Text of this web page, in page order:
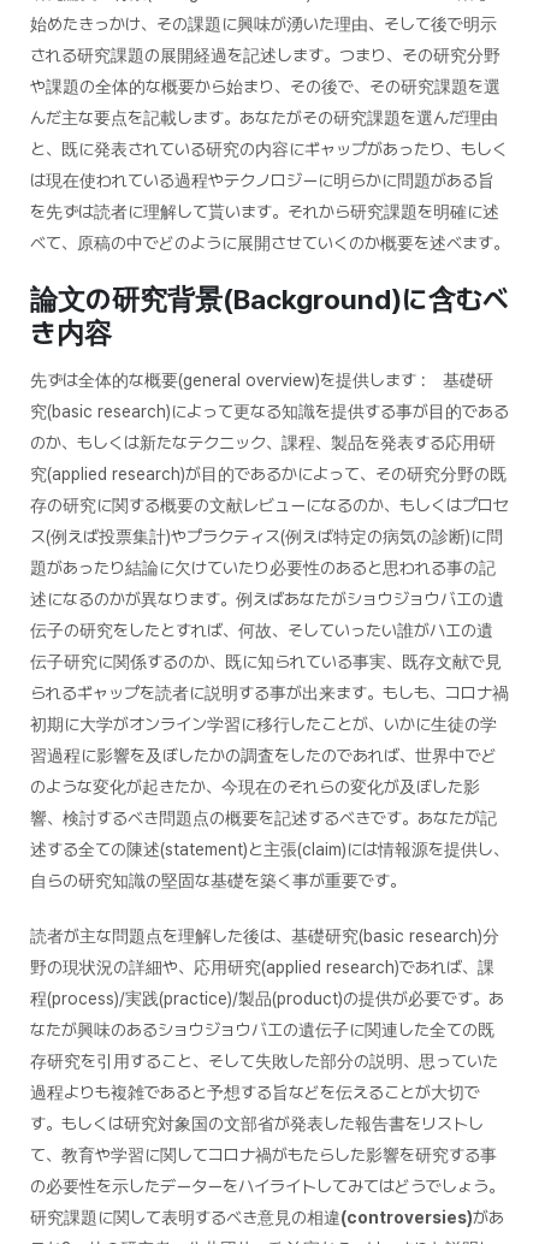
始めたきっかけ、その課題に興味が湧いた理由、そして後で明示
される研究課題の展開経過を記述します。つまり、その研究分野
や課題の全体的な概要から始まり、その後で、その研究課題を選
んだ主な要点を記載します。あなたがその研究課題を選んだ理由
と、既に発表されている研究の内容にギャップがあったり、もしく
は現在使われている過程やテクノロジーに明らかに問題がある旨
を先ずは読者に理解して貰います。それから研究課題を明確に述
べて、原稿の中でどのように展開させていくのか概要を述べます。
論文の研究背景(Background)に含むべ
き内容
先ずは全体的な概要(general overview)を提供します : 基礎研
究(basic research)によって更なる知識を提供する事が目的である
のか、もしくは新たなテクニック、課程、製品を発表する応用研
究(applied research)が目的であるかによって、その研究分野の既
存の研究に関する概要の文献レビューになるのか、もしくはプロセ
ス(例えば投票集計)やプラクティス(例えば特定の病気の診断)に問
題があったり結論に欠けていたり必要性のあると思われる事の記
述になるのかが異なります。例えばあなたがショウジョウバエの遺
伝子の研究をしたとすれば、何故、そしていったい誰がハエの遺
伝子研究に関係するのか、既に知られている事実、既存文献で見
られるギャップを読者に説明する事が出来ます。もしも、コロナ禍
初期に大学がオンライン学習に移行したことが、いかに生徒の学
習過程に影響を及ぼしたかの調査をしたのであれば、世界中でど
のような変化が起きたか、今現在のそれらの変化が及ぼした影
響、検討するべき問題点の概要を記述するべきです。あなたが記
述する全ての陳述(statement)と主張(claim)には情報源を提供し、
自らの研究知識の堅固な基礎を築く事が重要です。
読者が主な問題点を理解した後は、基礎研究(basic research)分
野の現状況の詳細や、応用研究(applied research)であれば、課
程(process)/実践(practice)/製品(product)の提供が必要です。あ
なたが興味のあるショウジョウバエの遺伝子に関連した全ての既
存研究を引用すること、そして失敗した部分の説明、思っていた
過程よりも複雑であると予想する旨などを伝えることが大切で
す。もしくは研究対象国の文部省が発表した報告書をリストし
て、教育や学習に関してコロナ禍がもたらした影響を研究する事
の必要性を示したデーターをハイライトしてみてはどうでしょう。
研究課題に関して表明するべき意見の相違(controversies)があ